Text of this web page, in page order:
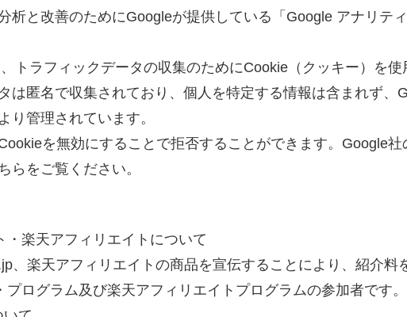
析と改善のためにGoogleが提供している「Google アナリテ
トラフィックデータの収集のためにCookie（クッキー）を使
は匿名で収集されており、個人を特定する情報は含まれず、
り管理されています。
を無効にすることで拒否することができます。Google社
らをご覧ください。
・楽天アフィリエイトについて
、楽天アフィリエイトの商品を宣伝することにより、紹介料
ログラム及び楽天アフィリエイトプログラムの参加者です。